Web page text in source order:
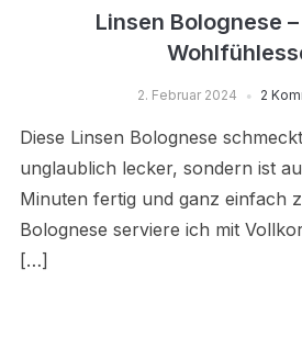
Linsen Bolognese
2. Februar 2024 2
Diese Linsen Bolognese
unglaublich lecker, sondern ist
Minuten fertig und ganz einfach
Bolognese serviere ich mit
[…]